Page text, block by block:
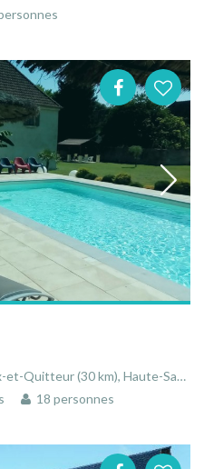
Franche-Comté, Bourgogne-Franche-Comté, France
18 personnes